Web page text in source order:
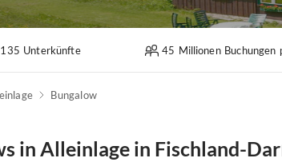
Unterkünfte 45 Millionen Buchungen
Bungalow
in Alleinlage in Fischland-